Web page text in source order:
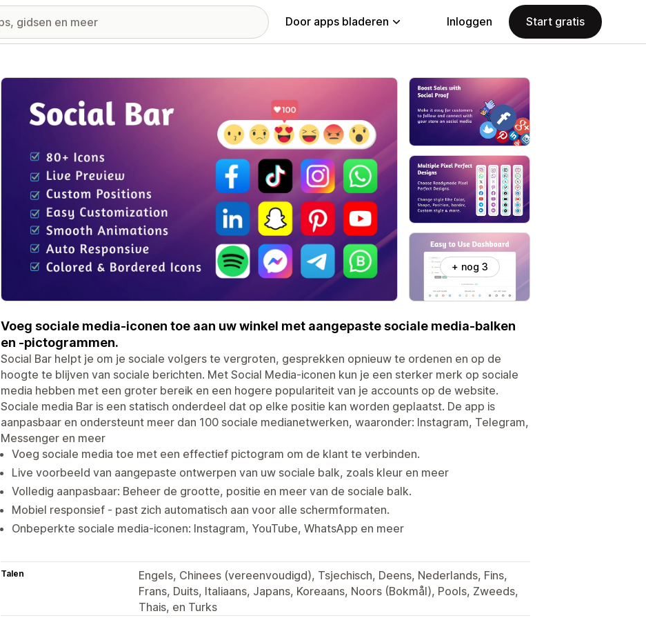
Door apps bladeren Inloggen Start gratis
Galerij met uitgelichte afbeeldingen
+ nog 3
Voeg sociale media-iconen toe aan uw winkel met aangepaste sociale media-balken
en -pictogrammen.
Social Bar helpt je om je sociale volgers te vergroten, gesprekken opnieuw te ordenen en op de
hoogte te blijven van sociale berichten. Met Social Media-iconen kun je een sterker merk op sociale
media hebben met een groter bereik en een hogere populariteit van je accounts op de website.
Sociale media Bar is een statisch onderdeel dat op elke positie kan worden geplaatst. De app is
aanpasbaar en ondersteunt meer dan 100 sociale medianetwerken, waaronder: Instagram, Telegram,
Messenger en meer
Voeg sociale media toe met een effectief pictogram om de klant te verbinden.
Live voorbeeld van aangepaste ontwerpen van uw sociale balk, zoals kleur en meer
Volledig aanpasbaar: Beheer de grootte, positie en meer van de sociale balk.
Mobiel responsief - past zich automatisch aan voor alle schermformaten.
Onbeperkte sociale media-iconen: Instagram, YouTube, WhatsApp en meer
Talen
Engels, Chinees (vereenvoudigd), Tsjechisch, Deens, Nederlands, Fins,
Frans, Duits, Italiaans, Japans, Koreaans, Noors (Bokmål), Pools, Zweeds,
Thais, en Turks